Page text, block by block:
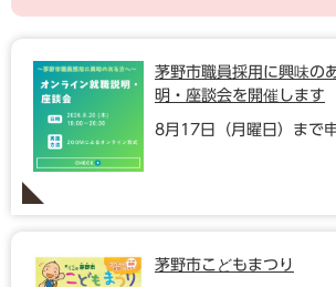
茅野市職員採用に興味の
明・座談会を開催します
8月17日（月曜日）まで
茅野市こどもまつり